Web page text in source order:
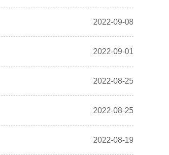
2022-09-08
2022-09-01
2022-08-25
2022-08-25
2022-08-19